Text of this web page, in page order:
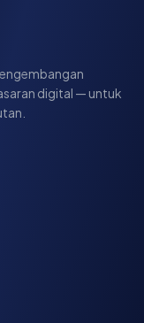
digital — untuk